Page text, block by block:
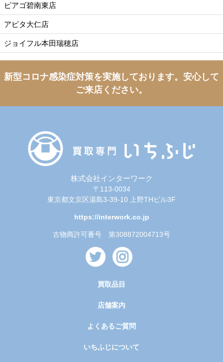
ピアゴ碧南東店
アピタ大仁店
ジョイフル本田瑞穂店
新型コロナ感染症対策を実施しております。 安心して
ご来店ください。
株式会社インターワーク
〒113-0034
東京都文京区湯島3-39-10 上野THビル3F
https://interwork.co.jp
古物商許可番号 第308872004713号
買取品目
店舗案内
よくあるご質問
いちふじについて